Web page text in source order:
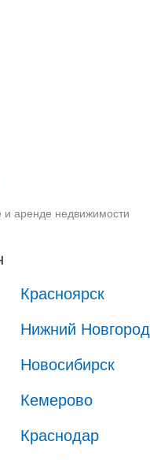
аренде недвижимости
Красноярск
Нижний Новгород
Новосибирск
Кемерово
Краснодар